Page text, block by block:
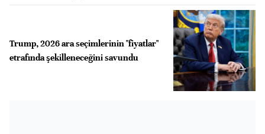
Trump, 2026 ara seçimlerinin "fiyatlar"
etrafında şekilleneceğini savundu